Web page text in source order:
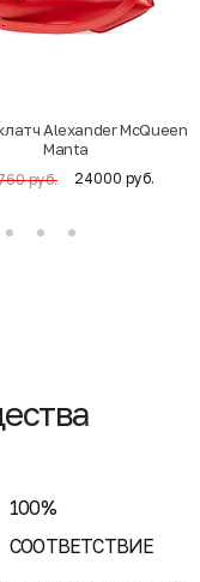
Alexander McQueen
Manta
руб. 24000 руб.
100%
СООТВЕТСТВИЕ